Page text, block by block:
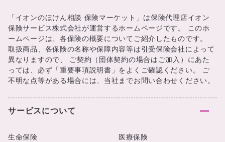
「イオンのほけん相談 保険マーケット」は保険代理店イオン
保険サービス株式会社が運営するホームページです。 このホ
ームページは、各保険の概要についてご紹介したものです。
取扱商品、各保険の名称や保障内容等は引受保険会社によって
異なりますので、 ご契約（団体契約の場合はご加入）にあた
っては、必ず「重要事項説明書」をよくご確認ください。 ご
不明な点等がある場合には、当社までお問い合わせください。
サービスについて
生命保険
医療保険